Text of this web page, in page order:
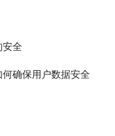
安全
确保用户数据安全